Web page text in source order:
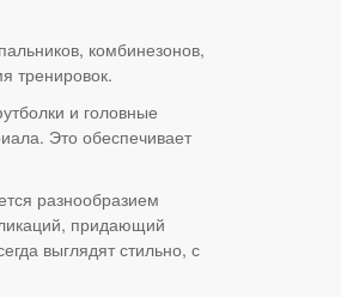
комбинезонов,
тренировок.
и головные
Это обеспечивает
разнообразием
придающий
выглядят стильно, с